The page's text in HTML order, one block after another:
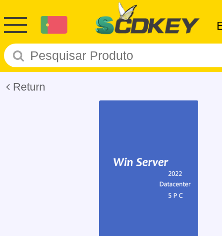
Return